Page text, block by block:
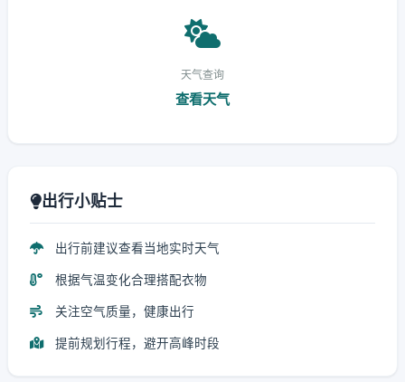
天气查询
查看天气
出行小贴士
出行前建议查看当地实时天气
根据气温变化合理搭配衣物
关注空气质量，健康出行
提前规划行程，避开高峰时段